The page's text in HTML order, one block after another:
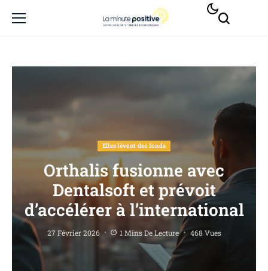
Elles lèvent des fonds
Orthalis fusionne avec
Dentalsoft et prévoit
d’accélérer à l’international
27 Février 2026 1 Mins De Lecture 468 Vues